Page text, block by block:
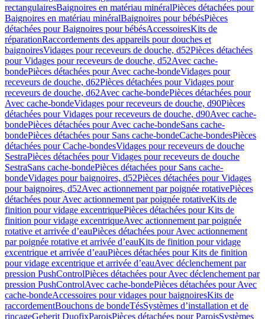
rectangulairesBaignoires en matériau minéralPièces détachées pour
Baignoires en matériau minéralBaignoires pour bébésPièces
détachées pour Baignoires pour bébésAccessoiresKits de
réparationRaccordements des appareils pour douches et
baignoiresVidages pour receveurs de douche, d52Pièces détachées
pour Vidages pour receveurs de douche, d52Avec cache-
bondePièces détachées pour Avec cache-bondeVidages pour
receveurs de douche, d62Pièces détachées pour Vidages pour
receveurs de douche, d62Avec cache-bondePièces détachées pour
Avec cache-bondeVidages pour receveurs de douche, d90Pièces
détachées pour Vidages pour receveurs de douche, d90Avec cache-
bondePièces détachées pour Avec cache-bondeSans cache-
bondePièces détachées pour Sans cache-bondeCache-bondesPièces
détachées pour Cache-bondesVidages pour receveurs de douche
SestraPièces détachées pour Vidages pour receveurs de douche
SestraSans cache-bondePièces détachées pour Sans cache-
bondeVidages pour baignoires, d52Pièces détachées pour Vidages
pour baignoires, d52Avec actionnement par poignée rotativePièces
détachées pour Avec actionnement par poignée rotativeKits de
finition pour vidage excentriquePièces détachées pour Kits de
finition pour vidage excentriqueAvec actionnement par poignée
rotative et arrivée d’eauPièces détachées pour Avec actionnement
par poignée rotative et arrivée d’eauKits de finition pour vidage
excentrique et arrivée d’eauPièces détachées pour Kits de finition
pour vidage excentrique et arrivée d’eauAvec déclenchement par
pression PushControlPièces détachées pour Avec déclenchement par
pression PushControlAvec cache-bondePièces détachées pour Avec
cache-bondeAccessoires pour vidages pour baignoiresKits de
raccordementBouchons de bondeTésSystèmes d’installation et de
rinçageGeberit DuofixParoisPièces détachées pour ParoisSystèmes